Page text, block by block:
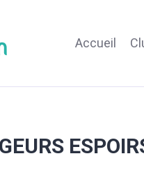
Accueil